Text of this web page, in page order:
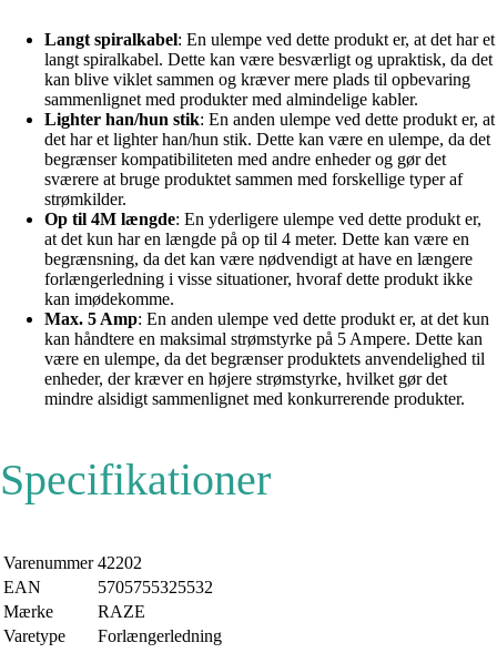
Langt spiralkabel: En ulempe ved dette produkt er, at det har et
langt spiralkabel. Dette kan være besværligt og upraktisk, da det
kan blive viklet sammen og kræver mere plads til opbevaring
sammenlignet med produkter med almindelige kabler.
Lighter han/hun stik: En anden ulempe ved dette produkt er, at
det har et lighter han/hun stik. Dette kan være en ulempe, da det
begrænser kompatibiliteten med andre enheder og gør det
sværere at bruge produktet sammen med forskellige typer af
strømkilder.
Op til 4M længde: En yderligere ulempe ved dette produkt er,
at det kun har en længde på op til 4 meter. Dette kan være en
begrænsning, da det kan være nødvendigt at have en længere
forlængerledning i visse situationer, hvoraf dette produkt ikke
kan imødekomme.
Max. 5 Amp: En anden ulempe ved dette produkt er, at det kun
kan håndtere en maksimal strømstyrke på 5 Ampere. Dette kan
være en ulempe, da det begrænser produktets anvendelighed til
enheder, der kræver en højere strømstyrke, hvilket gør det
mindre alsidigt sammenlignet med konkurrerende produkter.
Specifikationer
Varenummer 42202
EAN
5705755325532
Mærke
RAZE
Varetype
Forlængerledning